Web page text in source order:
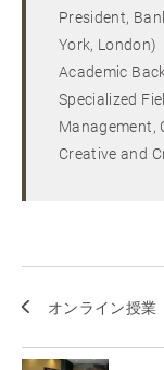
President,
York, London)
Academic
Specialized
Management,
Creative and
オンライン授業